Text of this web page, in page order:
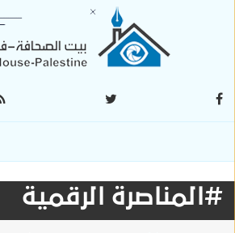
#المناصرة الرقمية